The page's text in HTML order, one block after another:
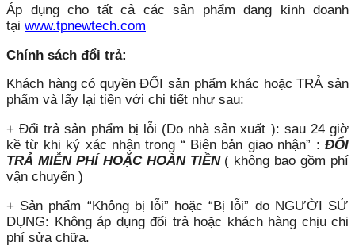
Áp dụng cho tất cả các sản phẩm đang kinh doanh
tại www.tpnewtech.com
Chính sách đổi trả:
Khách hàng có quyền ĐỔI sản phẩm khác hoặc TRẢ sản
phẩm và lấy lại tiền với chi tiết như sau:
+ Đổi trả sản phẩm bị lỗi (Do nhà sản xuất ): sau 24 giờ
kề từ khi ký xác nhận trong “ Biên bản giao nhận” : ĐỔI
TRẢ MIỄN PHÍ HOẶC HOÀN TIỀN( không bao gồm phí
vận chuyển )
+ Sản phẩm “Không bị lỗi” hoặc “Bị lỗi” do NGƯỜI SỬ
DỤNG: Không áp dụng đổi trả hoặc khách hàng chịu chi
phí sửa chữa.